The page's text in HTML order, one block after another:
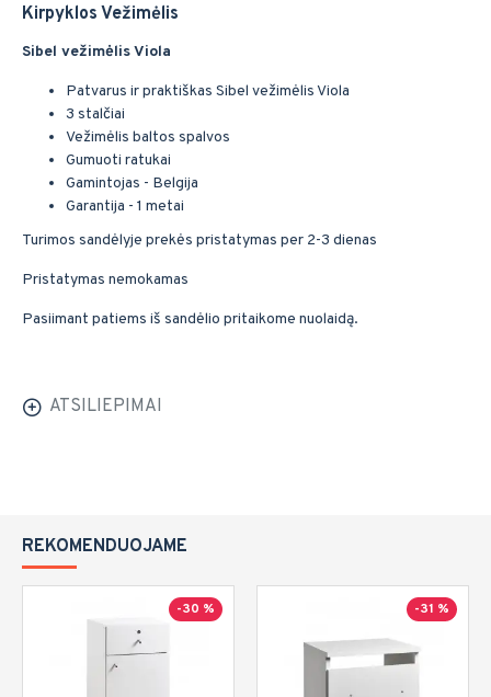
Kirpyklos Vežimėlis
Sibel vežimėlis Viola
Patvarus ir praktiškas Sibel vežimėlis Viola
3 stalčiai
Vežimėlis baltos spalvos
Gumuoti ratukai
Gamintojas - Belgija
Garantija - 1 metai
Turimos sandėlyje prekės pristatymas per 2-3 dienas
Pristatymas nemokamas
Pasiimant patiems iš sandėlio pritaikome nuolaidą.
ATSILIEPIMAI
REKOMENDUOJAME
-30 % -31 %